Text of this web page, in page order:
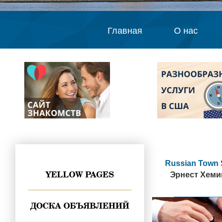
Главная О нас
YELLOW PAGES
ДОСКА ОБЪЯВЛЕНИЙ
Russian Town
Эрнест